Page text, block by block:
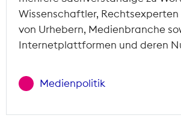
Wissenschaftler,
von Urhebern, Medienbranche
Internetplattformen und deren
Medienpolitik